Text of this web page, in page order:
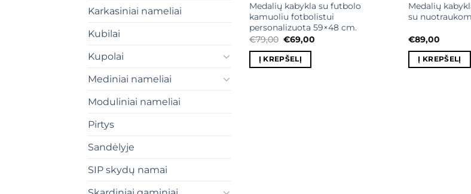
Karkasiniai nameliai
Kubilai
Kupolai
Mediniai nameliai
Moduliniai nameliai
Pirtys
Sandėlyje
SIP skydų namai
Medalių kabykla su futbolo
kamuoliu fotbolistui
personalizuota 59×48 cm.
€79,00 Original
price
was:
€79,00.
€69,00
Į KREPŠELĮ
Medalių
su
€89,00
Į KREPŠELĮ